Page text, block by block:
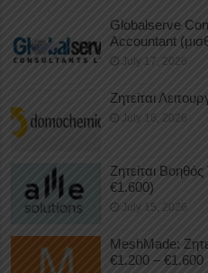
Globalserve
Accountant
July 17, 2026
Ζητείται
July 16, 2026
Ζητείται
€1.600)
July 15, 2026
MeshMade:
€1.200 –